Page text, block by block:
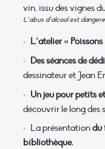
vin, issu des vignes
L’abus d’alcool est
L’atelier «
Des séances de
dessinateur et Jean
Un jeu pour petits
découvrir le long des
La présentationdu
bibliothèque.